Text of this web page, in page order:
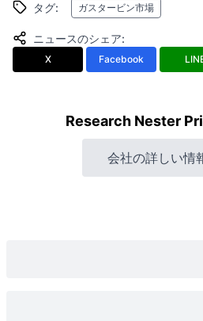
タグ: ガスタービン市場
ニュースのシェア:
X Facebook
Research Nester
会社の詳しい情